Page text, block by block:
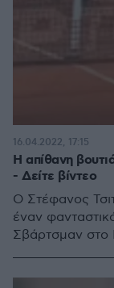
Η απίθανη
- Δείτε βίντεο
Ο Στέφανος
έναν
Σβάρτσμαν στο
16.04.2022, 17:15